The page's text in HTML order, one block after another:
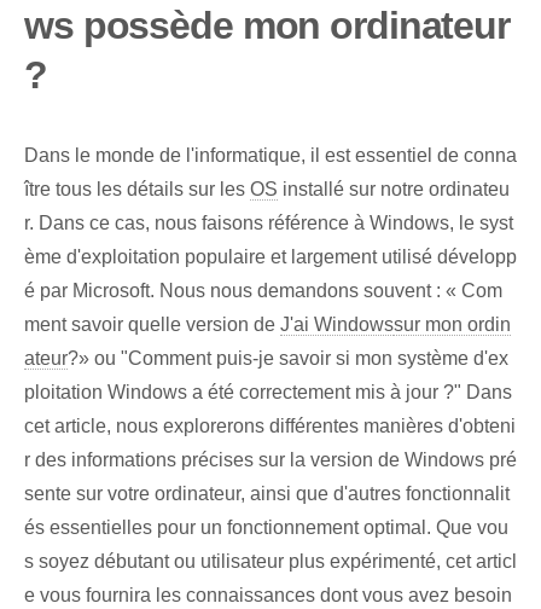
ws possède mon ordinateur
?
Dans le monde de l'informatique, il est essentiel de conna
ître tous les détails sur les OS installé sur notre ordinateu
r. Dans ce cas, nous faisons référence à Windows, le syst
ème d'exploitation populaire et largement utilisé développ
é par Microsoft. Nous nous demandons souvent : « Com
ment savoir quelle version de J'ai Windowssur mon ordin
ateur?» ou "Comment puis-je savoir si mon système d'ex
ploitation Windows a été correctement mis à jour ?" Dans
cet article, nous explorerons différentes manières d'obteni
r des informations précises sur la version de Windows pré
sente sur votre ordinateur, ainsi que d'autres fonctionnalit
és essentielles pour un fonctionnement optimal. Que vou
s soyez débutant ou utilisateur plus expérimenté, cet articl
e vous fournira les connaissances dont vous avez besoin